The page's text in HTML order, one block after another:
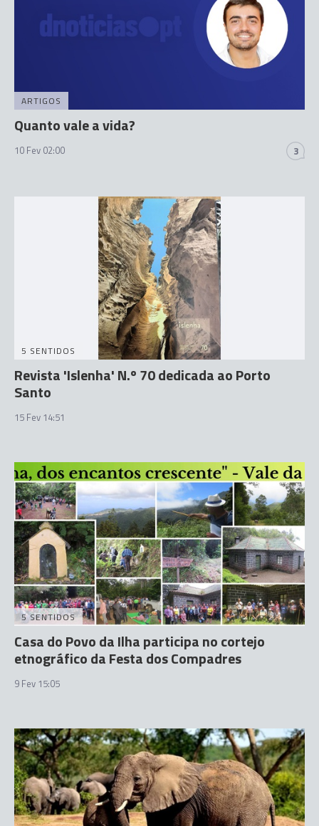
ARTIGOS
Quanto vale a vida?
10 Fev 02:00 3
5 SENTIDOS
Revista 'Islenha' N.º 70 dedicada ao Porto
Santo
15 Fev 14:51
5 SENTIDOS
Casa do Povo da Ilha participa no cortejo
etnográfico da Festa dos Compadres
9 Fev 15:05